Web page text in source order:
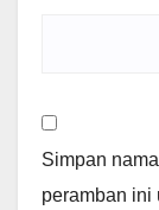
Simpan
peramban ini